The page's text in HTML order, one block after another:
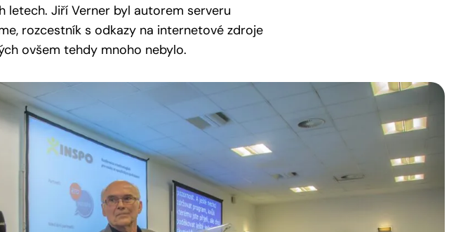
letech. Jiří Verner byl autorem serveru
rozcestník s odkazy na internetové zdroje
ovšem tehdy mnoho nebylo.